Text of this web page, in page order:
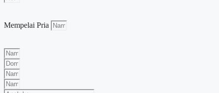
Mempelai Pria